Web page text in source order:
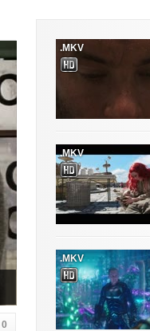
0
.MKV
.MKV
.MKV